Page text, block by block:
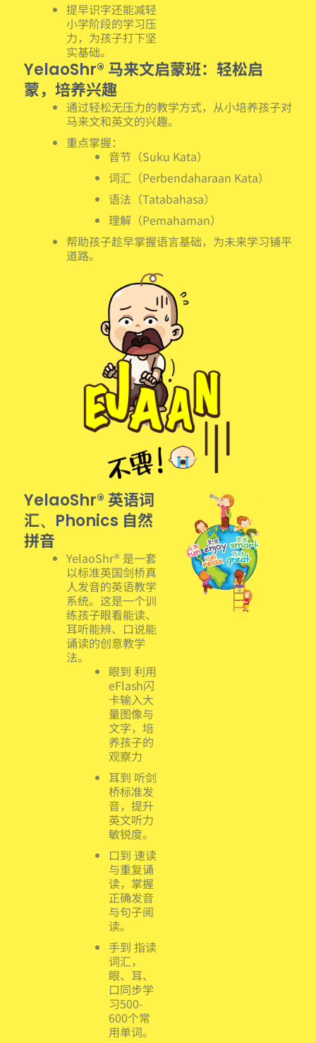
提早识字还能减轻
小学阶段的学习压
力，为孩子打下坚
实基础。
YelaoShr® 马来文启蒙班：轻松启
蒙，培养兴趣
通过轻松无压力的教学方式，从小培养孩子对
马来文和英文的兴趣。
重点掌握：
音节（Suku Kata）
词汇（Perbendaharaan Kata）
语法（Tatabahasa）
理解（Pemahaman）
帮助孩子趁早掌握语言基础，为未来学习铺平
道路。
YelaoShr® 英语词
汇、Phonics 自然
拼音
YelaoShr® 是一套
以标准英国剑桥真
人发音的英语教学
系统。这是一个训
练孩子眼看能读、
耳听能辨、口说能
诵读的创意教学
法。
眼到 利用
eFlash闪
卡输入大
量图像与
文字，培
养孩子的
观察力
耳到 听剑
桥标准发
音，提升
英文听力
敏锐度。
口到 速读
与重复诵
读，掌握
正确发音
与句子阅
读。
手到 指读
词汇，
眼、耳、
口同步学
习500-
600个常
用单词。